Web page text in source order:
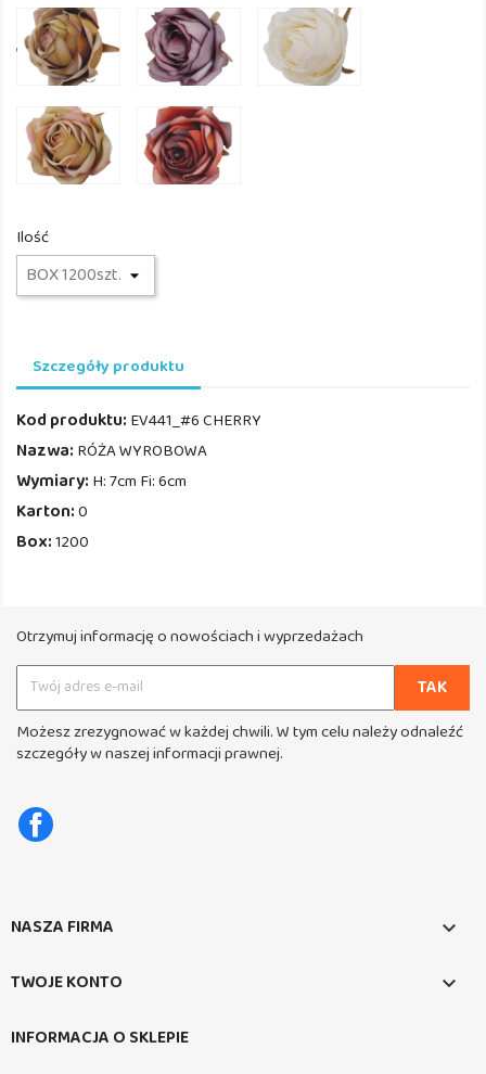
EV441_#23
GREY/GREEN
EV441_#24
LILAC
EV441_#25
CREAM
EV441_#26
GR/PINK
EV441_#6
CHERRY
Ilość
Szczegóły produktu
Kod produktu: EV441_#6 CHERRY
Nazwa: RÓŻA WYROBOWA
Wymiary: H: 7cm Fi: 6cm
Karton:0
Box:1200
Otrzymuj informację o nowościach i wyprzedażach
Możesz zrezygnować w każdej chwili. W tym celu należy odnaleźć
szczegóły w naszej informacji prawnej.
NASZA FIRMA 
TWOJE KONTO 
INFORMACJA O SKLEPIE